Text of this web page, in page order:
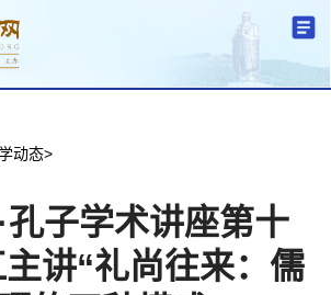
动态>
孔子学术讲座第十
讲“礼尚往来：儒